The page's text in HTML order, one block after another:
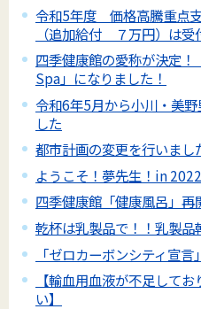
令和5年度 価格高騰重点
（追加給付 ７万円）は受
四季健康館の愛称が決定
Spa」になりました！
令和6年5月から小川・美
した
都市計画の変更を行いまし
ようこそ！夢先生！in 2022
四季健康館「健康風呂」再
乾杯は乳製品で！！乳製品
「ゼロカーボンシティ宣言
【輸血用血液が不足して
い】